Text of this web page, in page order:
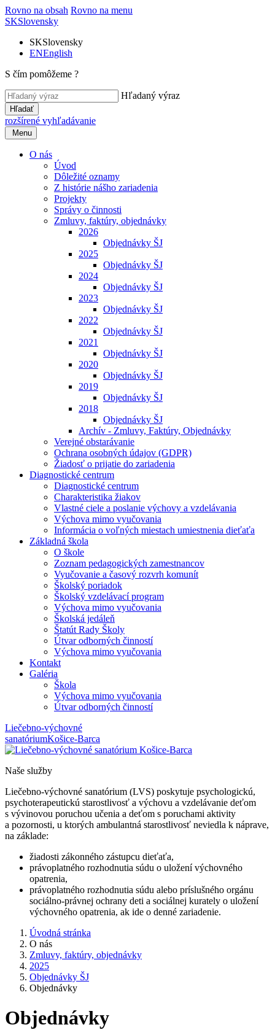
Rovno na obsah Rovno na menu
SKSlovensky
SKSlovensky
ENEnglish
S čím pomôžeme ?
Hľadaný výraz
Hľadať
rozšírené vyhľadávanie
Menu
O nás
Úvod
Dôležité oznamy
Z histórie nášho zariadenia
Projekty
Správy o činnosti
Zmluvy, faktúry, objednávky
2026
Objednávky ŠJ
2025
Objednávky ŠJ
2024
Objednávky ŠJ
2023
Objednávky ŠJ
2022
Objednávky ŠJ
2021
Objednávky ŠJ
2020
Objednávky ŠJ
2019
Objednávky ŠJ
2018
Objednávky ŠJ
Archív - Zmluvy, Faktúry, Objednávky
Verejné obstarávanie
Ochrana osobných údajov (GDPR)
Žiadosť o prijatie do zariadenia
Diagnostické centrum
Diagnostické centrum
Charakteristika žiakov
Vlastné ciele a poslanie výchovy a vzdelávania
Výchova mimo vyučovania
Informácia o voľných miestach umiestnenia dieťaťa
Základná škola
O škole
Zoznam pedagogických zamestnancov
Vyučovanie a časový rozvrh komunít
Školský poriadok
Školský vzdelávací program
Výchova mimo vyučovania
Školská jedáleň
Štatút Rady Školy
Útvar odborných činností
Výchova mimo vyučovania
Kontakt
Galéria
Škola
Výchova mimo vyučovania
Útvar odborných činností
Liečebno-výchovné
sanatóriumKošice-Barca
Naše služby
Liečebno-výchovné sanatórium (LVS) poskytuje psychologickú,
psychoterapeutickú starostlivosť a výchovu a vzdelávanie deťom
s vývinovou poruchou učenia a deťom s poruchami aktivity
a pozornosti, u ktorých ambulantná starostlivosť neviedla k náprave,
na základe:
žiadosti zákonného zástupcu dieťaťa,
právoplatného rozhodnutia súdu o uložení výchovného
opatrenia,
právoplatného rozhodnutia súdu alebo príslušného orgánu
sociálno-právnej ochrany deti a sociálnej kurately o uložení
výchovného opatrenia, ak ide o denné zariadenie.
Úvodná stránka
O nás
Zmluvy, faktúry, objednávky
2025
Objednávky ŠJ
Objednávky
Objednávky